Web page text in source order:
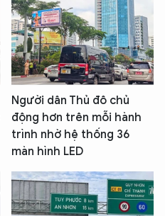
Người dân Thủ đô chủ
động hơn trên mỗi hành
trình nhờ hệ thống 36
màn hình LED